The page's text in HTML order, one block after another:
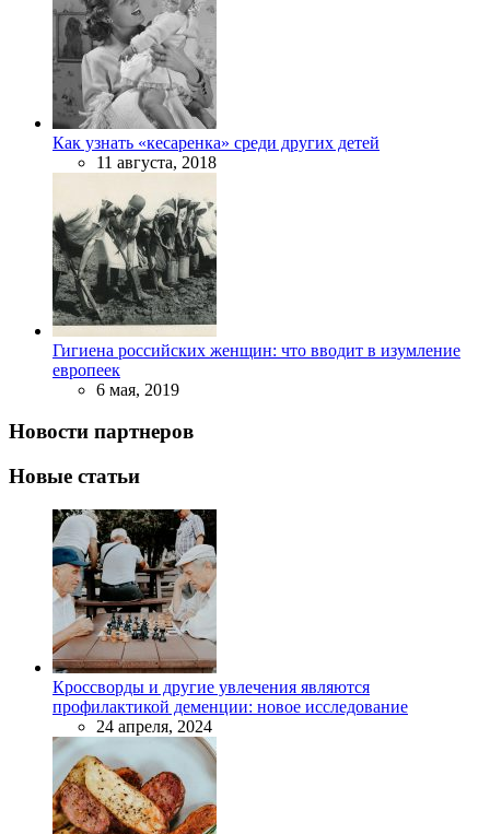
Как узнать «кесаренка» среди других детей
11 августа, 2018
Гигиена российских женщин: что вводит в изумление
европеек
6 мая, 2019
Новости партнеров
Новые статьи
Кроссворды и другие увлечения являются
профилактикой деменции: новое исследование
24 апреля, 2024